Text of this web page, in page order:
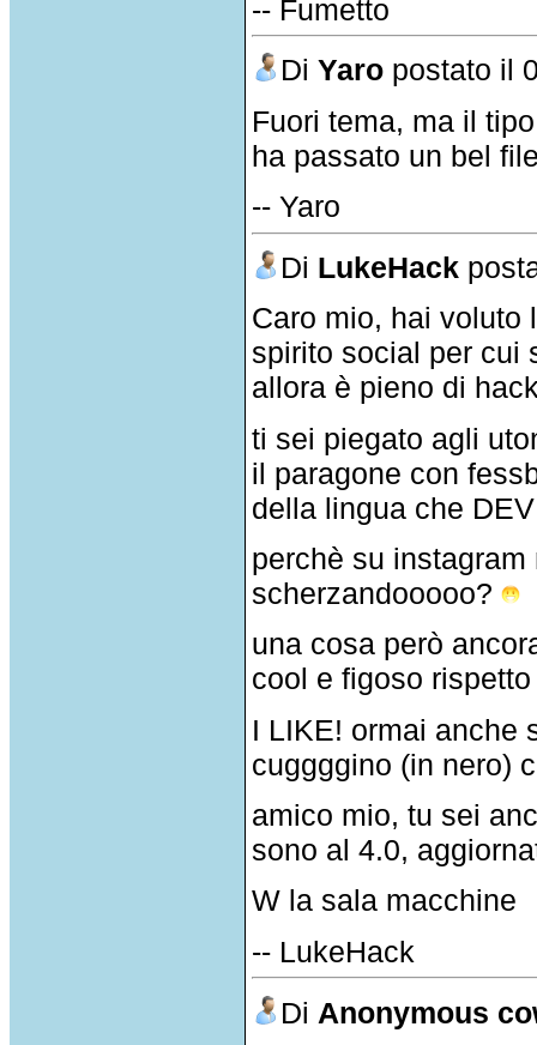
-- Fumetto
DiYaro postato il
Fuori tema, ma il
ha passato un bel
-- Yaro
Di LukeHack
Caro mio, hai voluto
spirito social per cui
allora è pieno di
ti sei piegato agli
il paragone con
della lingua che
perchè su
scherzandooooo?
una cosa però
cool e figoso
I LIKE! ormai anche
cuggggino (in nero)
amico mio, tu sei
sono al 4.0,
W la sala macchine
-- LukeHack
Di Anonymous